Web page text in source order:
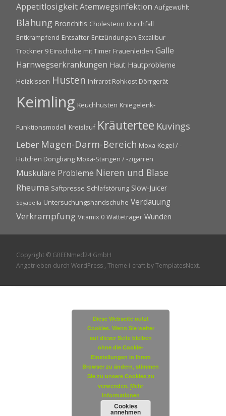
AppetitlosigkeitAtemwegsinfektion Aufgewühlt
Blähung Bronchitis Cholesterin Durchfall
Entkrampfend Entsafter Entzündungen Excalibur
Trockner 9 Einschübe mit Timer Frauenleiden Galle
Harnwegserkrankungen Haut Hautprobleme
Heizkissen Husten Infrarot Rohkost Dörrgerät
Keimling Keuchhusten Kniegelenk-
Funktionsmodell Kreislauf Kräutertee Kuvings
Leber Magen-Darm-Bereich Moxa-Kegel / -
Hütchen Dongbang Moxa-Stangen / -zigarren
Muskuläre Probleme Nieren und Blase
Rheuma Saftpresse Schlafstörung Slow-Juicer
Soyabella Untersuchungshandschuhe Verdauung
Verkrampfung Vitamix 0 Watteträger Wunden
Copyright © GREENmed24 GmbH
Angetrieben durch WordPress , Theme i-craft by TemplatesNext.
Diese Webseite nutzt
Cookies. Wenn Sie weiter
auf dieser Seite bleiben
ohne die Cookie-
Einstellungen in Ihrem
Browser zu ändern, stimmen
Sie zu unsere Cookies zu
verwenden. Mehr
Informationen
Cookies
annehmen